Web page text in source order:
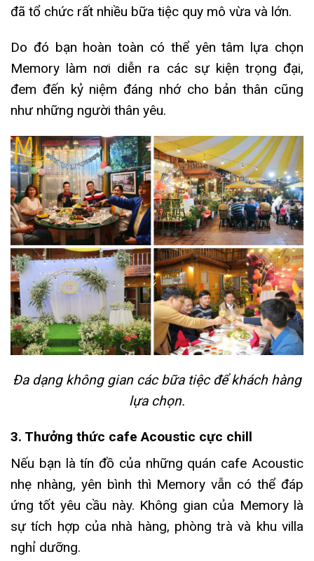
đã tổ chức rất nhiều bữa tiệc quy mô vừa và lớn.
Do đó bạn hoàn toàn có thể yên tâm lựa chọn
Memory làm nơi diễn ra các sự kiện trọng đại,
đem đến kỷ niệm đáng nhớ cho bản thân cũng
như những người thân yêu.
Đa dạng không gian các bữa tiệc để khách hàng
lựa chọn.
3. Thưởng thức cafe Acoustic cực chill
Nếu bạn là tín đồ của những quán cafe Acoustic
nhẹ nhàng, yên bình thì Memory vẫn có thể đáp
ứng tốt yêu cầu này. Không gian của Memory là
sự tích hợp của nhà hàng, phòng trà và khu villa
nghỉ dưỡng.